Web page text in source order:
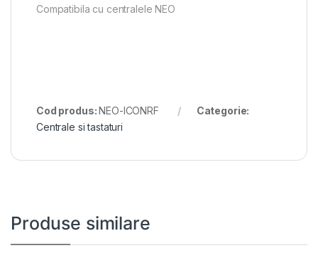
Compatibila cu centralele NEO
Cod produs:NEO-ICONRF
Categorie:
Centrale si tastaturi
Produse similare